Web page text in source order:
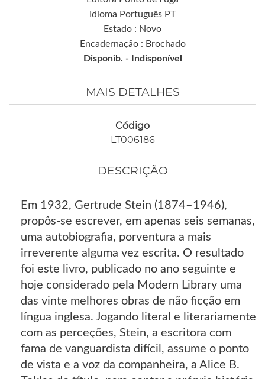
Idioma Português PT
Estado : Novo
Encadernação : Brochado
Disponib. -
Indisponível
MAIS DETALHES
Código
LT006186
DESCRIÇÃO
Em 1932, Gertrude Stein (1874–1946),
propôs-se escrever, em apenas seis semanas,
uma autobiografia, porventura a mais
irreverente alguma vez escrita. O resultado
foi este livro, publicado no ano seguinte e
hoje considerado pela Modern Library uma
das vinte melhores obras de não ficção em
língua inglesa. Jogando literal e literariamente
com as perceções, Stein, a escritora com
fama de vanguardista difícil, assume o ponto
de vista e a voz da companheira, a Alice B.